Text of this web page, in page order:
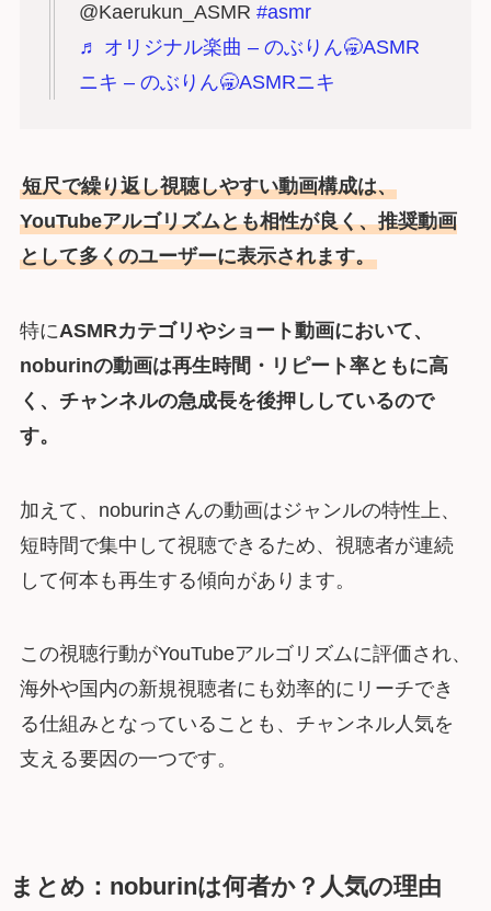
@Kaerukun_ASMR #asmr
♬ オリジナル楽曲 – のぶりん🥱ASMR
ニキ – のぶりん🥱ASMRニキ
短尺で繰り返し視聴しやすい動画構成は、
YouTubeアルゴリズムとも相性が良く、推奨動画
として多くのユーザーに表示されます。
特にASMRカテゴリやショート動画において、
noburinの動画は再生時間・リピート率ともに高
く、チャンネルの急成長を後押ししているので
す。
加えて、noburinさんの動画はジャンルの特性上、
短時間で集中して視聴できるため、視聴者が連続
して何本も再生する傾向があります。
この視聴行動がYouTubeアルゴリズムに評価され、
海外や国内の新規視聴者にも効率的にリーチでき
る仕組みとなっていることも、チャンネル人気を
支える要因の一つです。
まとめ：noburinは何者か？人気の理由